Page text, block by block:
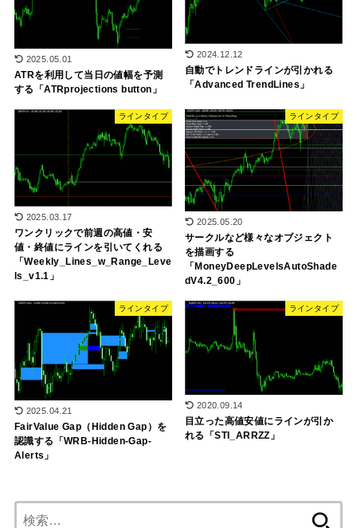
2025.05.01
ATRを利用して当日の値幅を予測
する「ATRprojections button」
2024.12.12
自動でトレンドラインが引かれる
「Advanced TrendLines」
ラインタイプ
2025.03.17
ワンクリックで前週の高値・安
値・終値にラインを引いてくれる
「Weekly_Lines_w_Range_Leve
ls_v1.1」
ラインタイプ
2025.05.20
サークルなど様々なオブジェクト
を描画する
「MoneyDeepLevelsAutoShade
dV4.2_600」
ラインタイプ
2025.04.21
FairValue Gap（Hidden Gap）を
認識する「WRB-Hidden-Gap-
Alerts」
ラインタイプ
2020.09.14
目立った高値安値にラインが引か
れる「STI_ARRZZ」